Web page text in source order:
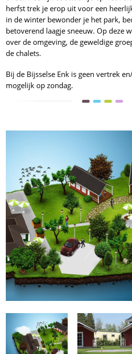
herfst trek je erop uit voor een
in de winter bewonder je het park,
betoverend laagje sneeuw. Op deze
over de omgeving, de geweldige
de chalets.
Bij de Bijsselse Enk is geen vertrek
mogelijk op zondag.